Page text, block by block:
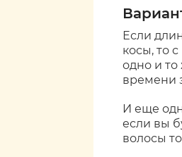
Если
косы, то
одно и то
времени
И еще
если вы
волосы